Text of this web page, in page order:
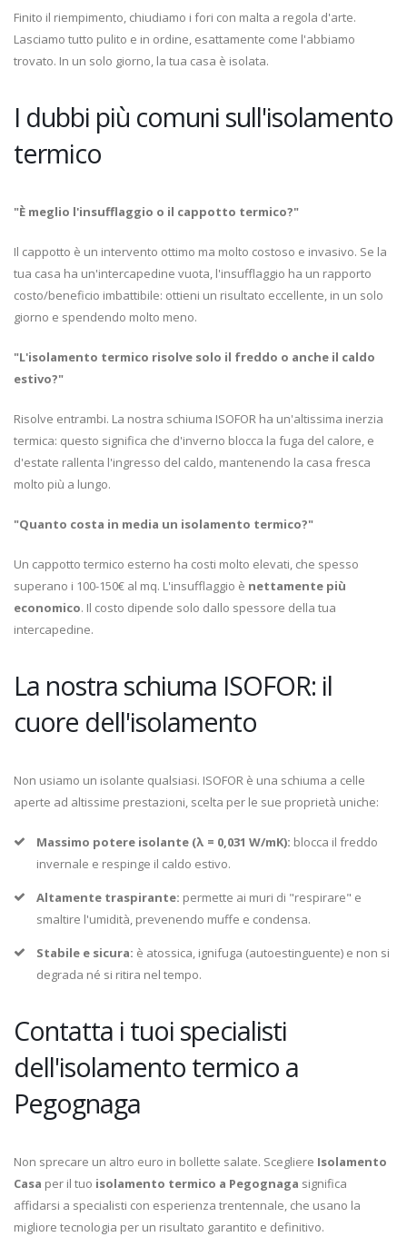
Finito il riempimento, chiudiamo i fori con malta a regola d'arte.
Lasciamo tutto pulito e in ordine, esattamente come l'abbiamo
trovato. In un solo giorno, la tua casa è isolata.
I dubbi più comuni sull'isolamento
termico
"È meglio l'insufflaggio o il cappotto termico?"
Il cappotto è un intervento ottimo ma molto costoso e invasivo. Se la
tua casa ha un'intercapedine vuota, l'insufflaggio ha un rapporto
costo/beneficio imbattibile: ottieni un risultato eccellente, in un solo
giorno e spendendo molto meno.
"L'isolamento termico risolve solo il freddo o anche il caldo
estivo?"
Risolve entrambi. La nostra schiuma ISOFOR ha un'altissima inerzia
termica: questo significa che d'inverno blocca la fuga del calore, e
d'estate rallenta l'ingresso del caldo, mantenendo la casa fresca
molto più a lungo.
"Quanto costa in media un isolamento termico?"
Un cappotto termico esterno ha costi molto elevati, che spesso
superano i 100-150€ al mq. L'insufflaggio è nettamente più
economico. Il costo dipende solo dallo spessore della tua
intercapedine.
La nostra schiuma ISOFOR: il
cuore dell'isolamento
Non usiamo un isolante qualsiasi. ISOFOR è una schiuma a celle
aperte ad altissime prestazioni, scelta per le sue proprietà uniche:
Massimo potere isolante (λ = 0,031 W/mK): blocca il freddo
invernale e respinge il caldo estivo.
Altamente traspirante: permette ai muri di "respirare" e
smaltire l'umidità, prevenendo muffe e condensa.
Stabile e sicura: è atossica, ignifuga (autoestinguente) e non si
degrada né si ritira nel tempo.
Contatta i tuoi specialisti
dell'isolamento termico a
Pegognaga
Non sprecare un altro euro in bollette salate. Scegliere Isolamento
Casa per il tuo isolamento termico a Pegognaga significa
affidarsi a specialisti con esperienza trentennale, che usano la
migliore tecnologia per un risultato garantito e definitivo.